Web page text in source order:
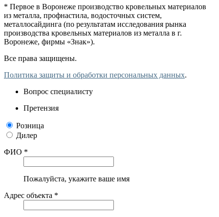
* Первое в Воронеже производство кровельных материалов
из металла, профнастила, водосточных систем,
металлосайдинга (по результатам исследования рынка
производства кровельных материалов из металла в г.
Воронеже, фирмы «Знак»).
Все права защищены.
Политика защиты и обработки персональных данных.
Вопрос специалисту
Претензия
Розница
Дилер
ФИО *
Пожалуйста, укажите ваше имя
Адрес объекта *